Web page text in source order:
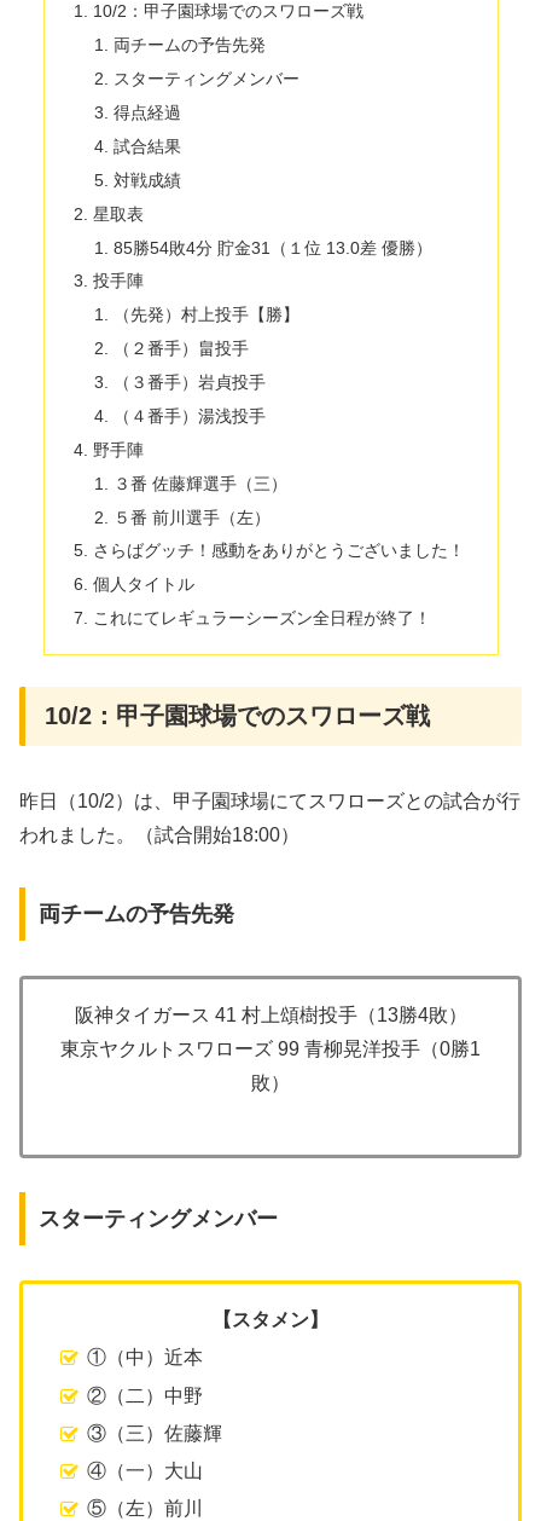
10/2：甲子園球場でのスワローズ戦
両チームの予告先発
スターティングメンバー
得点経過
試合結果
対戦成績
星取表
85勝54敗4分 貯金31（１位 13.0差 優勝）
投手陣
（先発）村上投手【勝】
（２番手）畠投手
（３番手）岩貞投手
（４番手）湯浅投手
野手陣
３番 佐藤輝選手（三）
５番 前川選手（左）
さらばグッチ！感動をありがとうございました！
個人タイトル
これにてレギュラーシーズン全日程が終了！
10/2：甲子園球場でのスワローズ戦
昨日（10/2）は、甲子園球場にてスワローズとの試合が行
われました。（試合開始18:00）
両チームの予告先発
阪神タイガース 41 村上頌樹投手（13勝4敗）
東京ヤクルトスワローズ 99 青柳晃洋投手（0勝1
敗）
スターティングメンバー
【スタメン】
①（中）近本
②（二）中野
③（三）佐藤輝
④（一）大山
⑤（左）前川